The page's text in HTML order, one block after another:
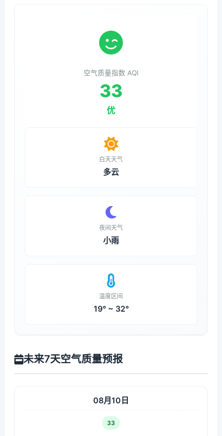
空气质量指数 AQI
33
优
白天天气
多云
夜间天气
小雨
温度区间
19° ~ 32°
未来7天空气质量预报
08月10日
33